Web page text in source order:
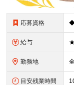
応募資格
給与
勤務地
目安残業時間